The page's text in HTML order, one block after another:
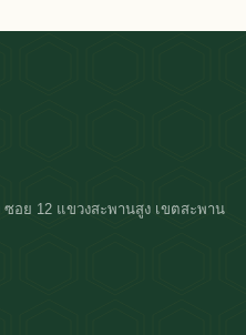
อย 12 แขวงสะพานสูง เขตสะพาน